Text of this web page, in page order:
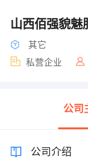
山西佰强貌魅
其它
私营企业
公司
公司介绍